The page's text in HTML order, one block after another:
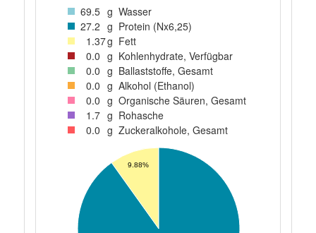
69.5 g Wasser
27.2 g Protein (Nx6,25)
1 .37g Fett
0.0 g Kohlenhydrate, Verfügbar
0.0 g Ballaststoffe, Gesamt
0.0 g Alkohol (Ethanol)
0.0 g Organische Säuren, Gesamt
1 .7 g Rohasche
0.0 g Zuckeralkohole, Gesamt
9.88%